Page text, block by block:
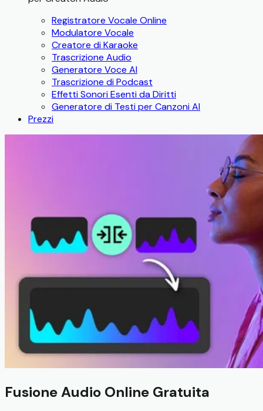
Registratore Vocale Online
Modulatore Vocale
Creatore di Karaoke
Trascrizione Audio
Generatore Voce AI
Trascrizione di Podcast
Effetti Sonori Esenti da Diritti
Generatore di Testi per Canzoni AI
Prezzi
Fusione Audio Online Gratuita